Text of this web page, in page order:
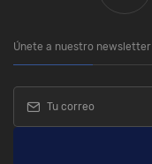
Únete a nuestro newsletter